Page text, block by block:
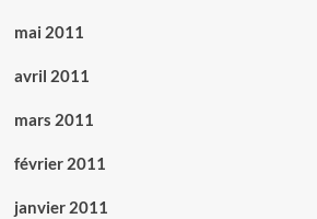
mai 2011
avril 2011
mars 2011
février 2011
janvier 2011